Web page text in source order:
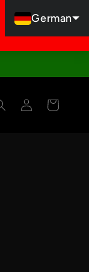
EinloggenWarenkorb
German